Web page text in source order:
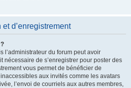
d’enregistrement
l’administrateur du forum peut avoir
nécessaire de s’enregistrer pour poster des
vous permet de bénéficier de
aux invités comme les avatars
l’envoi de courriels aux autres membres,